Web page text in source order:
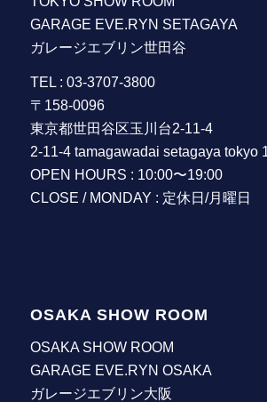
GARAGE EVE.RYN SETAGAYA
ガレージエブリン世田谷
TEL : 03-3707-3800
〒158-0096
東京都世田谷区玉川台2-11-4
2-11-4 tamagawadai setagaya tokyo
OPEN HOURS : 10:00〜19:00
CLOSE / MONDAY : 定休日/月曜日
OSAKA SHOW ROOM
OSAKA SHOW ROOM
GARAGE EVE.RYN OSAKA
ガレージエブリン大阪